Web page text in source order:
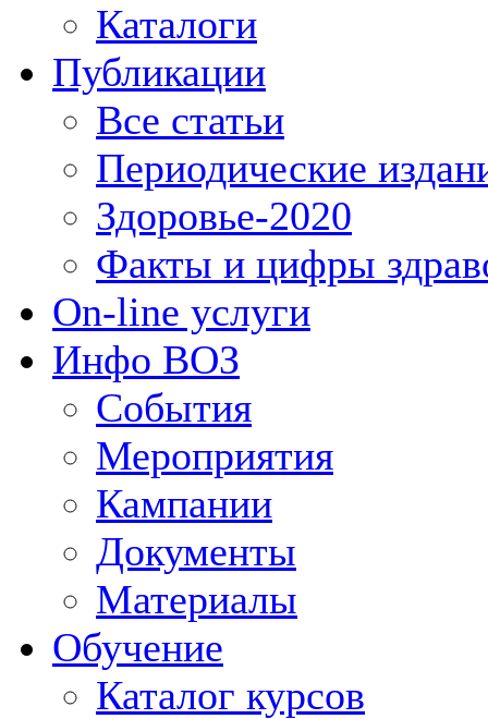
Каталоги
Публикации
Все статьи
Периодические
Здоровье-2020
Факты и цифры
On-line услуги
Инфо ВОЗ
События
Мероприятия
Кампании
Документы
Материалы
Обучение
Каталог курсов